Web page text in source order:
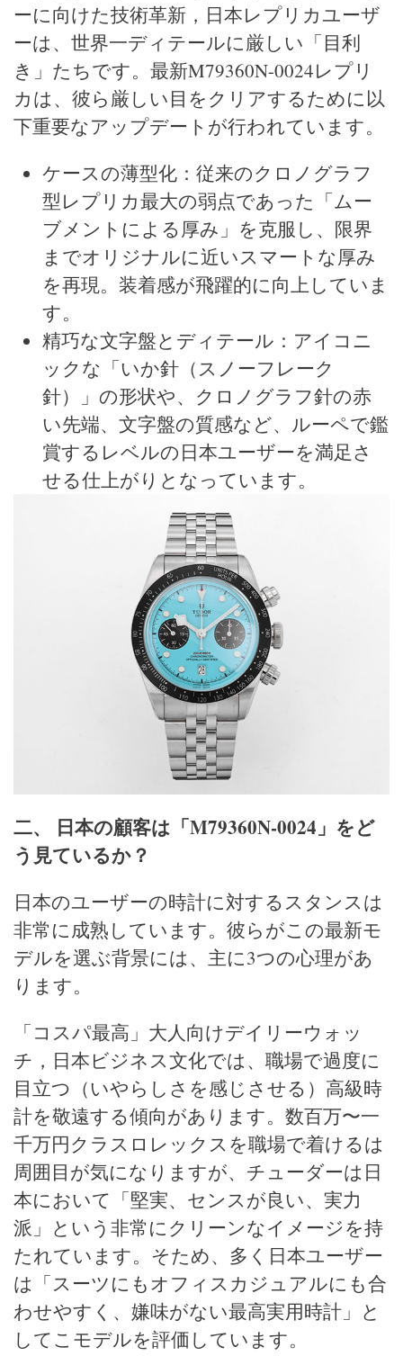
ーに向けた技術革新，日本レプリカユーザ
ーは、世界一ディテールに厳しい「目利
き」たちです。最新M79360N-0024レプリ
カは、彼ら厳しい目をクリアするために以
下重要なアップデートが行われています。
ケースの薄型化：従来のクロノグラフ
型レプリカ最大の弱点であった「ムー
ブメントによる厚み」を克服し、限界
までオリジナルに近いスマートな厚み
を再現。装着感が飛躍的に向上していま
す。
精巧な文字盤とディテール：アイコニ
ックな「いか針（スノーフレーク
針）」の形状や、クロノグラフ針の赤
い先端、文字盤の質感など、ルーペで鑑
賞するレベルの日本ユーザーを満足さ
せる仕上がりとなっています。
二、 日本の顧客は「M79360N-0024」をど
う見ているか？
日本のユーザーの時計に対するスタンスは
非常に成熟しています。彼らがこの最新モ
デルを選ぶ背景には、主に3つの心理があ
ります。
「コスパ最高」大人向けデイリーウォッ
チ，日本ビジネス文化では、職場で過度に
目立つ（いやらしさを感じさせる）高級時
計を敬遠する傾向があります。数百万〜一
千万円クラスロレックスを職場で着けるは
周囲目が気になりますが、チューダーは日
本において「堅実、センスが良い、実力
派」という非常にクリーンなイメージを持
たれています。そため、多く日本ユーザー
は「スーツにもオフィスカジュアルにも合
わせやすく、嫌味がない最高実用時計」と
してこモデルを評価しています。